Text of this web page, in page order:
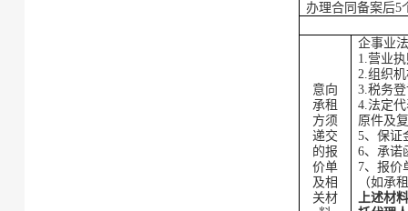
办理合同备案后5
意向
承租
方须
递交
的报
价单
及相
关材
企事业
1.营业
2.组织
3.税务
4.法定
原件及
5、保证
6、承诺
7、报价
（如承
上述材